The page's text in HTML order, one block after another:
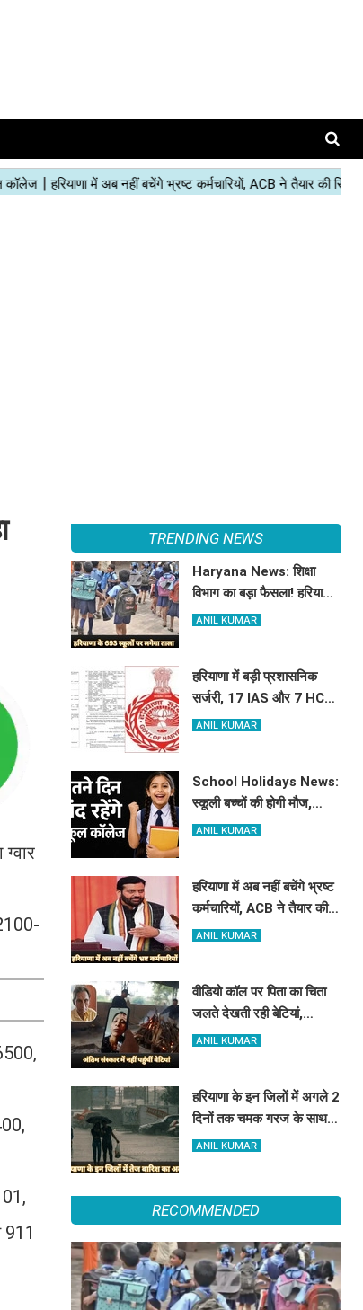
911
TRENDING NEWS
Haryana News: शिक्षा
विभाग का बड़ा फैसला! हरियाणा
में बंद होंगे 693 स्कूल, जाने क्या
ANIL KUMAR
हरियाणा में बड़ी प्रशासनिक
सर्जरी, 17 IAS और 7 HCS
अधिकारियों का हुआ तबादला,
ANIL KUMAR
School Holidays News:
स्कूली बच्चों की होगी मौज,
हरियाणा में इतने दिन बंद रहेंगे
ANIL KUMAR
हरियाणा में अब नहीं बचेंगे भ्रष्ट
कर्मचारियों, ACB ने तैयार की
रिपोर्ट, इस विभाग में मिली सबसे
ANIL KUMAR
वीडियो कॉल पर पिता का चिता
जलते देखती रही बेटियां,
₹5100 भेजकर बोलीं- अस्थियां
ANIL KUMAR
हरियाणा के इन जिलों में अगले 2
दिनों तक चमक गरज के साथ
होगी बारिश, पढ़े IMD का
ANIL KUMAR
RECOMMENDED